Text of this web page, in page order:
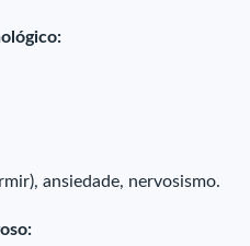
ansiedade, nervosismo.